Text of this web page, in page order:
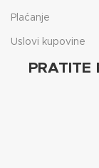
Plaćanje
Uslovi kupovine
PRATITE